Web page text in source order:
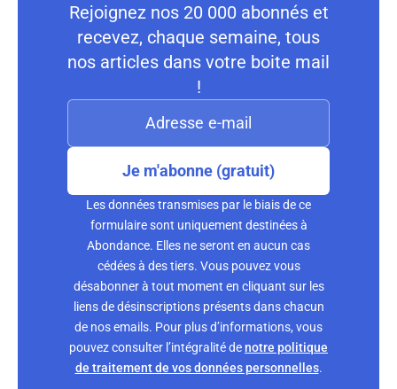
Rejoignez nos 20 000 abonnés et
recevez, chaque semaine, tous
nos articles dans votre boite mail
!
Je m'abonne (gratuit)
Les données transmises par le biais de ce
formulaire sont uniquement destinées à
Abondance. Elles ne seront en aucun cas
cédées à des tiers. Vous pouvez vous
désabonner à tout moment en cliquant sur les
liens de désinscriptions présents dans chacun
de nos emails. Pour plus d’informations, vous
pouvez consulter l’intégralité denotre politique
de traitement de vos données personnelles.